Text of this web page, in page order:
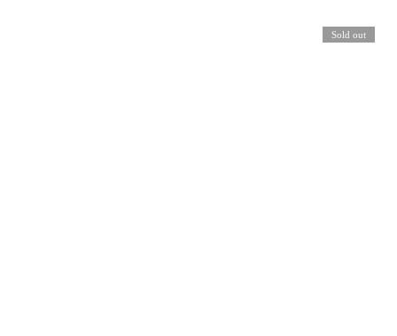
Sold out